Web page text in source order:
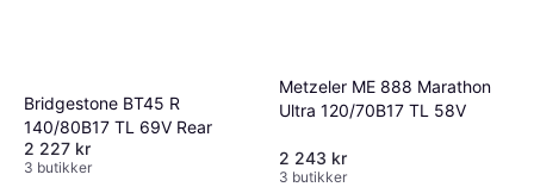
Bridgestone BT45 R
140/80B17 TL 69V Rear
2 227 kr
3 butikker
Metzeler ME 888 Marathon
Ultra 120/70B17 TL 58V
2 243 kr
3 butikker